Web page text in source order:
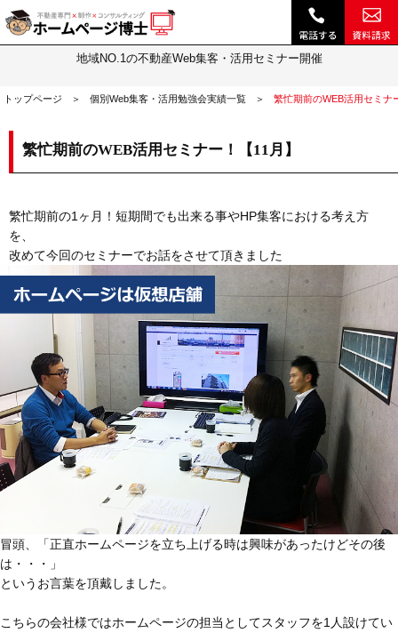
個別Web集客・活用勉強会実績
地域NO.1の不動産Web集客・活用セミナー開催
トップページ 個別Web集客・活用勉強会実績一覧 繁忙期前のWEB活用セミナ
繁忙期前のWEB活用セミナー！【11月】
繁忙期前の1ヶ月！短期間でも出来る事やHP集客における考え方
を、
改めて今回のセミナーでお話をさせて頂きました
冒頭、「正直ホームページを立ち上げる時は興味があったけどその後
は・・・」
というお言葉を頂戴しました。
こちらの会社様ではホームページの担当としてスタッフを1人設けてい